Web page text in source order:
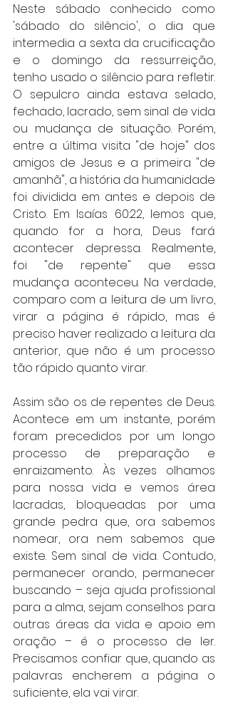
Neste sábado conhecido como
'sábado do silêncio', o dia que
intermedia a sexta da crucificação
e o domingo da ressurreição,
tenho usado o silêncio para refletir.
O sepulcro ainda estava selado,
fechado, lacrado, sem sinal de vida
ou mudança de situação. Porém,
entre a última visita "de hoje" dos
amigos de Jesus e a primeira "de
amanhã", a história da humanidade
foi dividida em antes e depois de
Cristo. Em Isaías 60:22, lemos que,
quando for a hora, Deus fará
acontecer depressa. Realmente,
foi "de repente" que essa
mudança aconteceu. Na verdade,
comparo com a leitura de um livro,
virar a página é rápido, mas é
preciso haver realizado a leitura da
anterior, que não é um processo
tão rápido quanto virar.
Assim são os de repentes de Deus.
Acontece em um instante, porém
foram precedidos por um longo
processo de preparação e
enraizamento. Às vezes olhamos
para nossa vida e vemos área
lacradas, bloqueadas por uma
grande pedra que, ora sabemos
nomear, ora nem sabemos que
existe. Sem sinal de vida. Contudo,
permanecer orando, permanecer
buscando – seja ajuda profissional
para a alma, sejam conselhos para
outras áreas da vida e apoio em
oração – é o processo de ler.
Precisamos confiar que, quando as
palavras encherem a página o
suficiente, ela vai virar.